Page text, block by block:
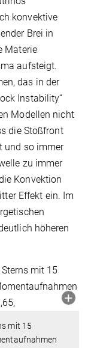
konvektive
Brei in
Materie
aufsteigt.
das in der
Instability“
Modellen nicht
die Stoßfront
und so immer
zu immer
Konvektion
Effekt ein. Im
höheren
mit 15